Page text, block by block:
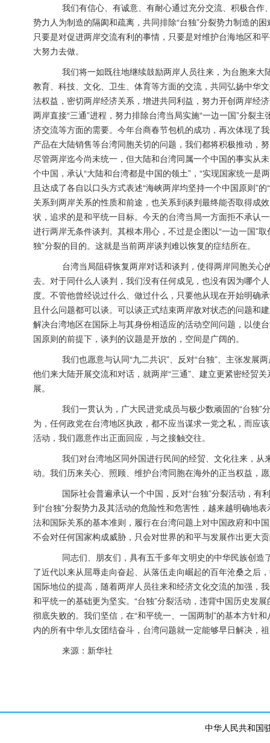
我们有信心、有诚意、有耐心通过充分交流、积极合作
势力人为制造的隔阂和疏离，共同排除“台独”分裂势力制造的
只要是对促进两岸交流有利的事情，只要是对维护台海地区和
大努力去做。
我们将一如既往地继续鼓励两岸人员往来，为台胞来大
教育、科技、文化、卫生、体育等方面的交流，共同弘扬中华
法权益，密切两岸经济关系，增进共同利益，努力开创两岸经
两岸直接“三通”进程，努力排除台湾当局实施“一边一国”分裂
济交流等方面的需要。今年台商春节包机的成功，再次体现了
产品在大陆销售等台湾同胞关切的问题，我们都将积极推动，
尽管两岸迄今尚未统一，但大陆和台湾同属一个中国的事实从
个中国，承认“大陆和台湾都是中国的领土”，“实现国家统一
且达成了各自以口头方式表述“海峡两岸均坚持一个中国原则”
关系到两岸关系的性质和前途，也关系到谈判最终能否取得成
状，追求的是和平统一目标。今天的台湾当局一方面拒不承认
进行两岸无条件谈判。其根本用心，不过是企图以“一边一国”
独”分裂的目的。这就是当前两岸谈判难以恢复的症结所在。
台湾当局阻碍恢复两岸对话和谈判，使得两岸同胞关心
去。对于同什么人谈判，我们没有任何成见，也没有因为哪个
度。不管他曾经说过什么、做过什么，只要他从现在开始明确
且什么问题都可以谈。可以谈正式结束两岸敌对状态的问题和
解决台湾地区在国际上与其身份相适应的活动空间问题，以使
国原则的前提下，谈判的议题是开放的，空间是广阔的。
我们也愿意与认同“九二共识”、反对“台独”、主张发展
他们来大陆开展交流和对话，就两岸“三通”、建立更紧密经贸
展。
我们一贯认为，广大民进党成员与极少数顽固的“台独”
为，任何政党在台湾地区执政，都不应当谋求一党之私，而应
活动，我们愿意作出正面回应，与之接触交往。
我们对台湾地区同外国进行民间的经贸、文化往来，从
动。我们历来关心、照顾、维护台湾同胞在海外的正当权益，
国际社会普遍承认一个中国，反对“台独”分裂活动，有
到“台独”分裂势力及其活动的危险性和危害性，越来越明确地
法和国际关系的基本准则，履行在台湾问题上对中国政府和中
不会对任何国家构成威胁，只会对世界的和平与发展作出更大
同志们、朋友们，具有五千多年文明史的中华民族创造
了近代以来从屈辱走向奋起、从落伍走向崛起的百年沧桑之后
国际地位的提高，随着两岸人员往来和经济文化交流的加强，
和平统一的基础更为坚实。“台独”分裂活动，违背中国历史发
彻底失败的。我们坚信，在“和平统一、一国两制”的基本方针
内的所有中华儿女团结奋斗，台湾问题就一定能够早日解决，
来源：新华社
中华人民共和国